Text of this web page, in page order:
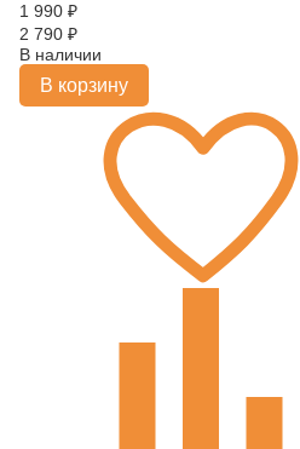
1 990 ₽
2 790 ₽
В наличии
В корзину